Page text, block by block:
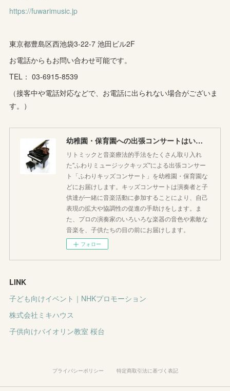
(5)
(7)
(10
(4)
(2)
(3)
(9)
(3)
https://fuwarimusic.jp
東京都豊島区西池袋3-22-7 池田ビル2F
お電話からもお問い合わせ可能です。
TEL： 03-6915-8539
（接客中や電話対応などで、お電話に出られない場合がございま
す。）
幼稚園・保育園への出張コンサートはいかがですか♪
リトミックと音楽療法的手法をたくさん取り入れ
た"ふわりミュージックキッズ"による出張コンサー
ト「ふわりキッズコンサート」を幼稚園・保育園な
どにお届けします。キッズコンサートは演奏者と子
供達が一緒に音楽活動に参加することにより、自己
表現の拡大や協調性の促進の手助けをします。ま
た、プロの演奏家のいろいろな楽器の音色や素敵な
音楽を、子供たちの目の前にお届けします。
フォロー
LINK
子ども向けイベント｜NHKプロモーション
株式会社ミキハウス
子供向けバイオリン教室 桜台
プライバシーポリシー 特定商取引法に基づく表記